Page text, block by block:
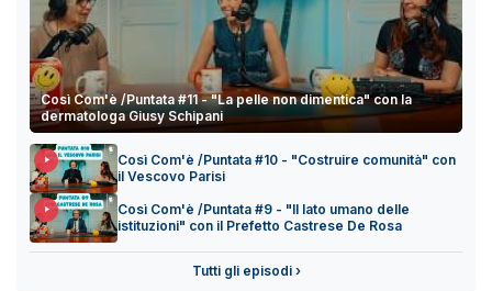
Così Com'è /Puntata #11 - "La pelle non dimentica" con la
dermatologa Giusy Schipani
Così Com'è /Puntata #10 - "Costruire comunità" con
il Vescovo Parisi
Così Com'è /Puntata #9 - "Il lato umano delle
istituzioni" con il Prefetto Castrese De Rosa
Tutti gli episodi ›